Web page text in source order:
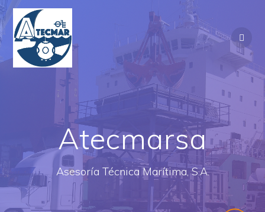
contenido
Atecmarsa
Asesoría Técnica Marítima, S.A.